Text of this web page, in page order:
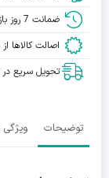
ضمانت 7 روز بازگشت وجه
اصالت کالاها
تحویل سریع
توضیحات